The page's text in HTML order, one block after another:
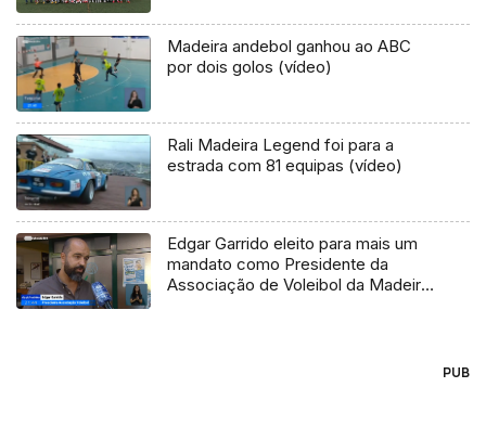
Madeira andebol ganhou ao ABC
por dois golos (vídeo)
Rali Madeira Legend foi para a
estrada com 81 equipas (vídeo)
Edgar Garrido eleito para mais um
mandato como Presidente da
Associação de Voleibol da Madeira
PUB